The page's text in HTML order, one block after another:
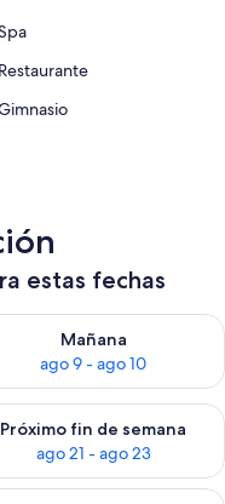
caja de seguridad en la
Restaurante
estas fechas
8 - ago 9
Mañana
ago 9 - ago 10
la disponibilidad
de semana ago 14 -
Próximo fin de semana
ago 21 - ago 23
la disponibilidad
de hotel con cama, bata,